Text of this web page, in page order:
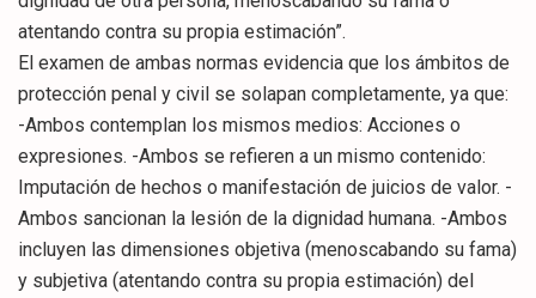
atentando contra su propia estimación”.
El examen de ambas normas evidencia que los ámbitos de
protección penal y civil se solapan completamente, ya que:
-Ambos contemplan los mismos medios: Acciones o
expresiones. -Ambos se refieren a un mismo contenido:
Imputación de hechos o manifestación de juicios de valor. -
Ambos sancionan la lesión de la dignidad humana. -Ambos
incluyen las dimensiones objetiva (menoscabando su fama)
y subjetiva (atentando contra su propia estimación) del